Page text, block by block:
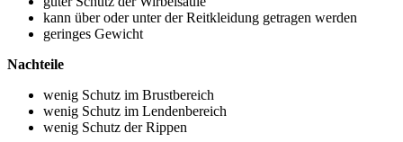
kann über oder unter der Reitkleidung getragen werden
geringes Gewicht
Nachteile
wenig Schutz im Brustbereich
wenig Schutz im Lendenbereich
wenig Schutz der Rippen